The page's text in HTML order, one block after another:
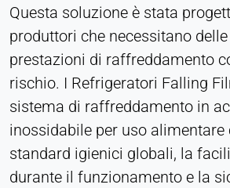
Questa soluzione è stata
produttori che necessitano
prestazioni di raffreddamento
rischio. I Refrigeratori Falling
sistema di raffreddamento in
inossidabile per uso alimentare
standard igienici globali, la
durante il funzionamento e la
STATISTICHE
Utilizzate per capire come viene
dati vengono elaborati in forma
Matomo
Provider:
Heat Transfer Technology